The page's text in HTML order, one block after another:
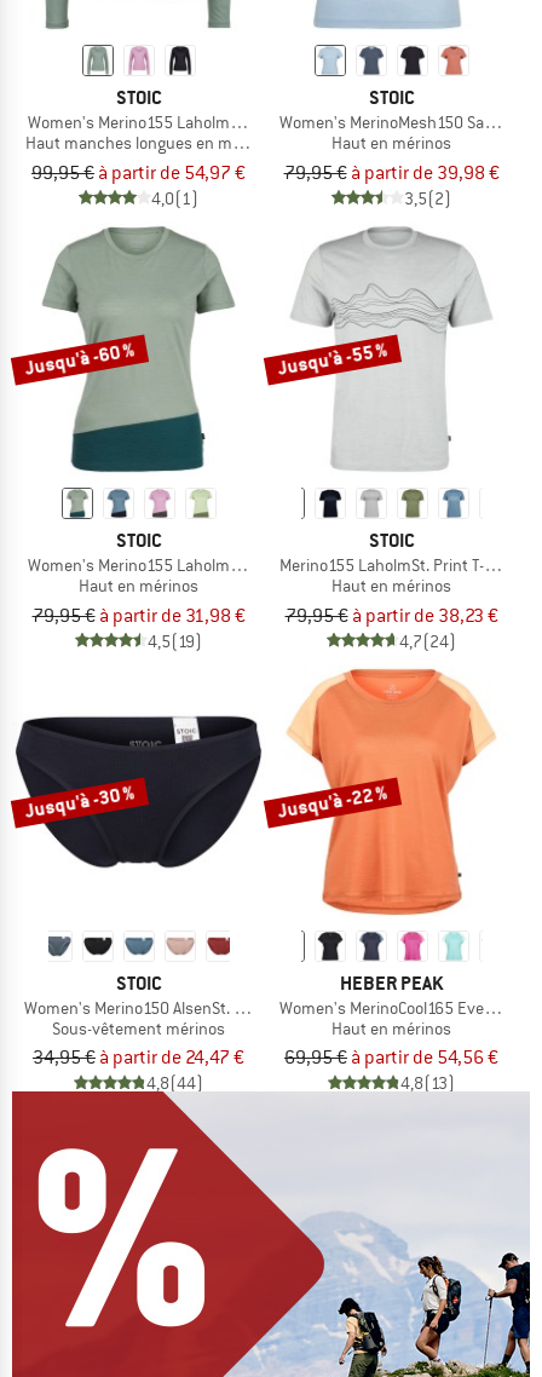
STOIC
Women's Merino155 LaholmSt. L/S
Haut manches longues en mérinos
99,95 € à partir de 54,97 €
4,0(1)
STOIC
Women's MerinoMesh150 SadjemSt.
Haut en mérinos
79,95 € à partir de 39,98 €
3,5(2)
Jusqu'à -60 %
STOIC
Women's Merino155 LaholmSt. Colorblock T-Shirt
Haut en mérinos
79,95 € à partir de 31,98 €
4,5(19)
Jusqu'à -55 %
STOIC
Merino155 LaholmSt. Print T-Shirt
Haut en mérinos
79,95 € à partir de 38,23 €
4,7(24)
Jusqu'à -30 %
STOIC
Women's Merino150 AlsenSt. Brief
Sous-vêtement mérinos
34,95 € à partir de 24,47 €
4,8(44)
Jusqu'à -22 %
HEBER PEAK
Women's MerinoCool165
Haut en mérinos
69,95 € à partir de 54,56 €
4,8(13)